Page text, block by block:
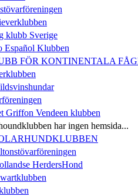
klubb Sverige
Español Klubben
FÖR KONTINENTALA
Griffon Vendeen klubben
har ingen hemsida...
HerdersHond